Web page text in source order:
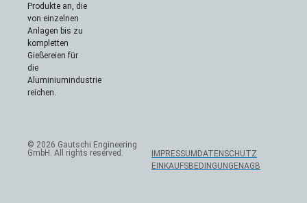
Produkte an, die
von einzelnen
Anlagen bis zu
kompletten
Gießereien für
die
Aluminiumindustrie
reichen.
© 2026 Gautschi Engineering
GmbH. All rights reserved.
IMPRESSUMDATENSCHUTZ
EINKAUFSBEDINGUNGENAGB